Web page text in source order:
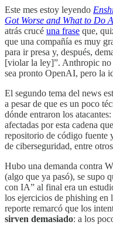
Este mes estoy leyendo
Got Worse and What to Do
atrás crucé una frase que,
que una compañía es muy
para ir presa y, después,
[violar la ley]”. Anthropic no
sea pronto OpenAI, pero la
El segundo tema del news
a pesar de que es un poco
dónde entraron los atacantes:
afectadas por esta cadena
repositorio de código fuente
de ciberseguridad, entre
Hubo una demanda contra
(algo que ya pasó), se supo
con IA” al final era un
los ejercicios de phishing en
reporte remarcó que los
sirven demasiado: a los